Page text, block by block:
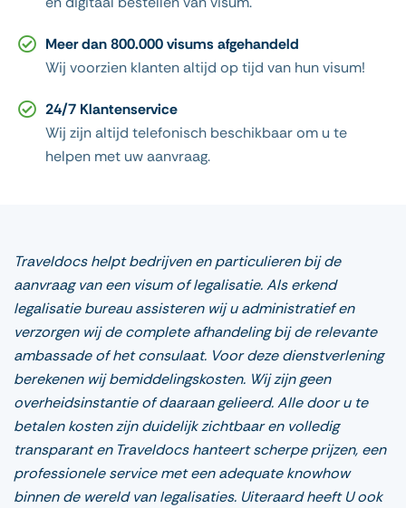
Meer dan 800.000 visums afgehandeld
Wij voorzien klanten altijd op tijd van hun visum!
24/7 Klantenservice
Wij zijn altijd telefonisch beschikbaar om u te
helpen met uw aanvraag.
Traveldocs helpt bedrijven en particulieren bij de
aanvraag van een visum of legalisatie. Als erkend
legalisatie bureau assisteren wij u administratief en
verzorgen wij de complete afhandeling bij de relevante
ambassade of het consulaat. Voor deze dienstverlening
berekenen wij bemiddelingskosten. Wij zijn geen
overheidsinstantie of daaraan gelieerd. Alle door u te
betalen kosten zijn duidelijk zichtbaar en volledig
transparant en Traveldocs hanteert scherpe prijzen, een
professionele service met een adequate knowhow
binnen de wereld van legalisaties. Uiteraard heeft U ook